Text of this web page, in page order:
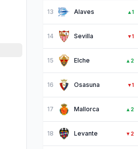
13 Alaves ▲1
14 Sevilla ▼1
15 Elche ▲ 2
16 Osasuna ▼1
17 Mallorca ▲ 2
18 Levante ▼ 2